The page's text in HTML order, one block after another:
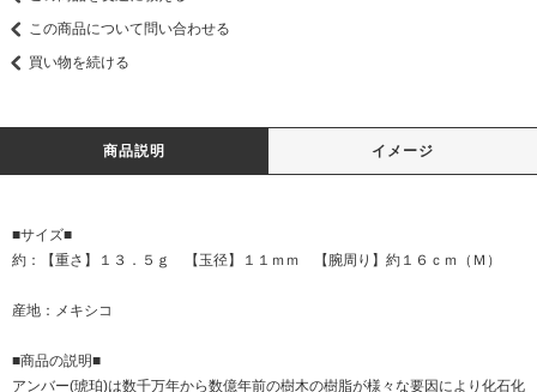
この商品について問い合わせる
買い物を続ける
商品説明 イメージ
■サイズ■
約：【重さ】１３．５ｇ 【玉径】１１ｍｍ 【腕周り】約１６ｃｍ（Ｍ）
産地：メキシコ
■商品の説明■
アンバー(琥珀)は数千万年から数億年前の樹木の樹脂が様々な要因により化石化